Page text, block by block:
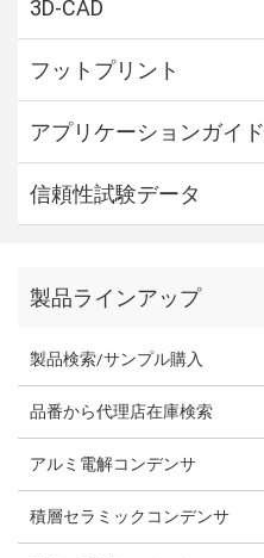
3D-CAD
フットプリント
アプリケーションガイド
信頼性試験データ
製品ラインアップ
製品検索/サンプル購入
品番から代理店在庫検索
アルミ電解コンデンサ
積層セラミックコンデンサ